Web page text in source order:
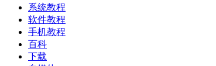
系统教程
软件教程
手机教程
百科
下载